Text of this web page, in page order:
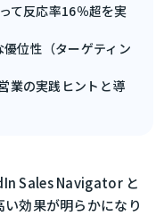
て反応率16％超を実
位性（ターゲティン
業の実践ヒントと導
Sales Navigator と
効果が明らかになり